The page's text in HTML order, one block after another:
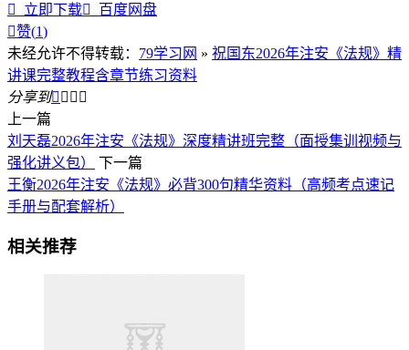

立即下载
百度网盘
赞(1)
未经允许不得转载： 79学习网 » 祝国东2026年注安《法规》精
讲课完整教程含章节练习资料
分享到   
上一篇
刘天磊2026年注安《法规》深度精讲班完整（面授集训视频与
强化讲义包）
下一篇
王衡2026年注安《法规》必背300句精华资料（高频考点速记
手册与配套解析）
相关推荐